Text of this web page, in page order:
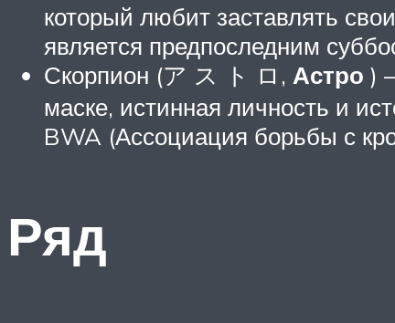
который любит заставлять
является предпоследним
Скорпион (ア ス ト ロ, Астро )
маске, истинная личность и
BWA (Ассоциация борьбы с
Ряд